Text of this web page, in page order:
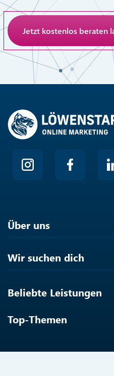
Anti-Roboter-Verifizierung
Hier klicken
Über uns
Wir suchen dich
Beliebte Leistungen
Top-Themen